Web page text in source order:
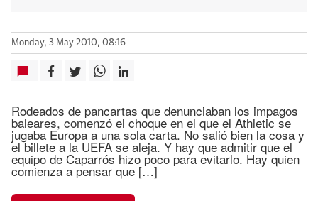
Monday, 3 May 2010, 08:16
Rodeados de pancartas que denunciaban los impagos
baleares, comenzó el choque en el que el Athletic se
jugaba Europa a una sola carta. No salió bien la cosa y
el billete a la UEFA se aleja. Y hay que admitir que el
equipo de Caparrós hizo poco para evitarlo. Hay quien
comienza a pensar que […]